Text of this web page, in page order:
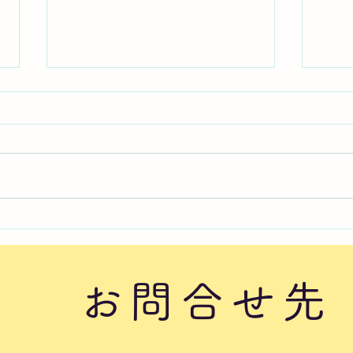
2026年8月6日曜日「のぼか
お問合せ先